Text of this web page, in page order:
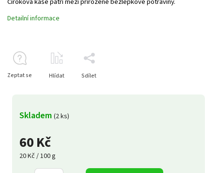
60 Kč
20 Kč / 100 g
Skladem (2 ks)
Detailní informace
Zeptat se Hlídat Sdílet